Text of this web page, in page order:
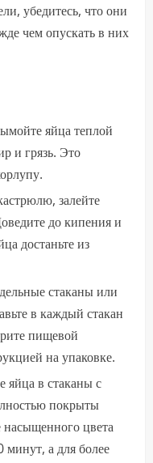
убедитесь, что они
чем опускать в них
яйца теплой
и грязь. Это
залейте
до кипения и
достаньте из
стаканы или
в каждый стакан
пищевой
на упаковке.
яйца в стаканы с
покрыты
цвета
минут, а для более